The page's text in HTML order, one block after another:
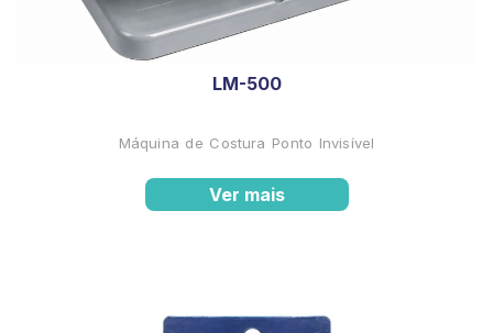
LM-500
Máquina de Costura Ponto Invisível
Ver mais